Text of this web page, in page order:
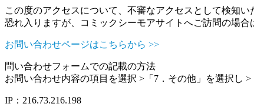
この度のアクセスについて、不審なアクセスとして検知い
恐れ入りますが、コミックシーモアサイトへご訪問の場
お問い合わせページはこちらから >>
問い合わせフォームでの記載の方法
お問い合わせ内容の項目を選択 >「7．その他」を選択し
IP：216.73.216.198